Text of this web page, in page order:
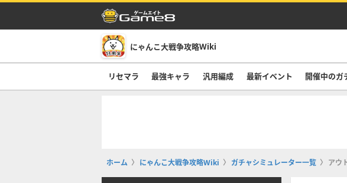
にゃんこ大戦争攻略Wiki
リセマラ 最強キャラ 汎用編成 最新イベント 開催中のガ
ホーム にゃんこ大戦争攻略Wiki ガチャシミュレーター一覧 アウ